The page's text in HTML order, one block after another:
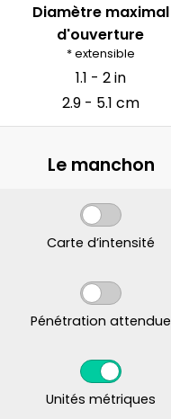
Diamètre maximal
d'ouverture
* extensible
1.1 - 2 in
2.9 - 5.1 cm
Le manchon
Carte d’intensité
Pénétration attendue
Unités métriques